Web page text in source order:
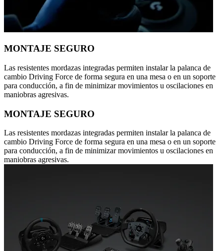
MONTAJE SEGURO
Las resistentes mordazas integradas permiten instalar la palanca de
cambio Driving Force de forma segura en una mesa o en un soporte
para conducción, a fin de minimizar movimientos u oscilaciones en
maniobras agresivas.
MONTAJE SEGURO
Las resistentes mordazas integradas permiten instalar la palanca de
cambio Driving Force de forma segura en una mesa o en un soporte
para conducción, a fin de minimizar movimientos u oscilaciones en
maniobras agresivas.